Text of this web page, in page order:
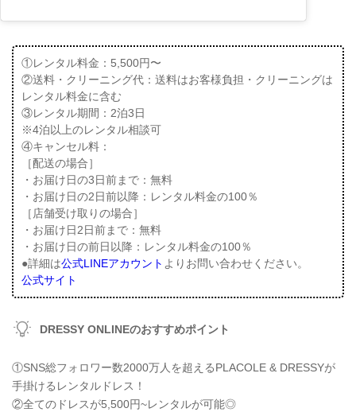
①レンタル料金：5,500円〜
②送料・クリーニング代：送料はお客様負担・クリーニングは
レンタル料金に含む
③レンタル期間：2泊3日
※4泊以上のレンタル相談可
④キャンセル料：
［配送の場合］
・お届け日の3日前まで：無料
・お届け日の2日前以降：レンタル料金の100％
［店舗受け取りの場合］
・お届け日2日前まで：無料
・お届け日の前日以降：レンタル料金の100％
●詳細は公式LINEアカウント よりお問い合わせください。
公式サイト
DRESSY ONLINEのおすすめポイント
①SNS総フォロワー数2000万人を超えるPLACOLE & DRESSYが
手掛けるレンタルドレス！
②全てのドレスが5,500円~レンタルが可能◎